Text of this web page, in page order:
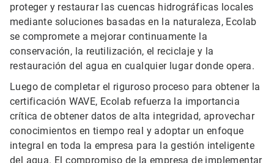
proteger y restaurar las cuencas hidrográficas locales
mediante soluciones basadas en la naturaleza, Ecolab
se compromete a mejorar continuamente la
conservación, la reutilización, el reciclaje y la
restauración del agua en cualquier lugar donde opera.
Luego de completar el riguroso proceso para obtener la
certificación WAVE, Ecolab refuerza la importancia
crítica de obtener datos de alta integridad, aprovechar
conocimientos en tiempo real y adoptar un enfoque
integral en toda la empresa para la gestión inteligente
del agua. El compromiso de la empresa de implementar